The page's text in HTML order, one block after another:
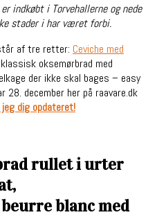
indkøbt i Torvehallerne og nede
stader i har været forbi.
af tre retter: Ceviche med
oksemørbrad med
der ikke skal bages – easy
december her på raavare.dk
dig opdateret!
rullet i urter
blanc med